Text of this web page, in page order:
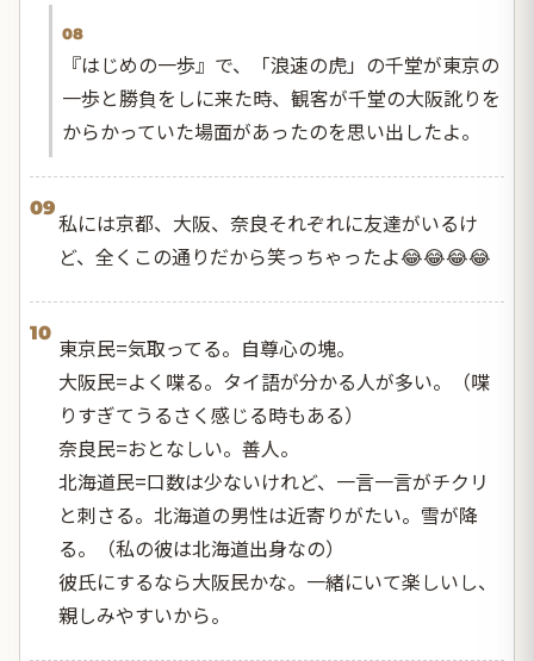
08
『はじめの一歩』で、「浪速の虎」の千堂が東京の
一歩と勝負をしに来た時、観客が千堂の大阪訛りを
からかっていた場面があったのを思い出したよ。
09
私には京都、大阪、奈良それぞれに友達がいるけ
ど、全くこの通りだから笑っちゃったよ😂😂😂😂
10
東京民=気取ってる。自尊心の塊。
大阪民=よく喋る。タイ語が分かる人が多い。（喋
りすぎてうるさく感じる時もある）
奈良民=おとなしい。善人。
北海道民=口数は少ないけれど、一言一言がチクリ
と刺さる。北海道の男性は近寄りがたい。雪が降
る。（私の彼は北海道出身なの）
彼氏にするなら大阪民かな。一緒にいて楽しいし、
親しみやすいから。